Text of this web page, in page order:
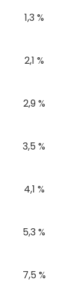
1,3 %
2,1 %
2,9 %
3,5 %
4,1 %
5,3 %
7,5 %